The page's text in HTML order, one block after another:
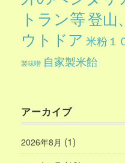
トラン等登山
ウトドア 米粉１
製味噌 自家製米飴
アーカイブ
2026年8月 (1)